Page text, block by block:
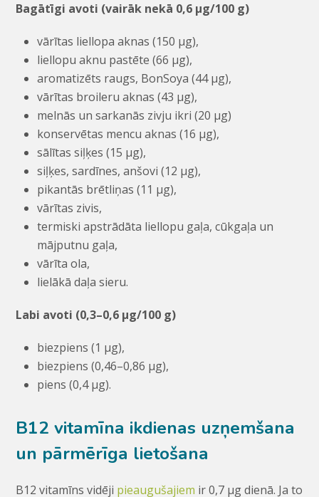
Bagātīgi avoti (vairāk nekā 0,6 μg/100 g)
vārītas liellopa aknas (150 μg),
liellopu aknu pastēte (66 μg),
aromatizēts raugs, BonSoya (44 μg),
vārītas broileru aknas (43 μg),
melnās un sarkanās zivju ikri (20 μg)
konservētas mencu aknas (16 μg),
sālītas siļķes (15 μg),
siļķes, sardīnes, anšovi (12 μg),
pikantās brētliņas (11 μg),
vārītas zivis,
termiski apstrādāta liellopu gaļa, cūkgaļa un
mājputnu gaļa,
vārīta ola,
lielākā daļa sieru.
Labi avoti (0,3–0,6 μg/100 g)
biezpiens (1 μg),
biezpiens (0,46–0,86 μg),
piens (0,4 μg).
B12 vitamīna ikdienas uzņemšana
un pārmērīga lietošana
B12 vitamīns vidēji pieaugušajiem ir 0,7 μg dienā. Ja to